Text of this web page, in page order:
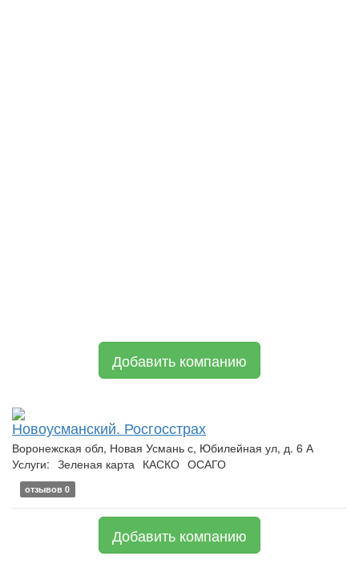
Добавить компанию
Новоусманский. Росгосстрах
Воронежская обл, Новая Усмань с, Юбилейная ул, д. 6 А
Услуги: Зеленая карта КАСКО ОСАГО
отзывов 0
Добавить компанию